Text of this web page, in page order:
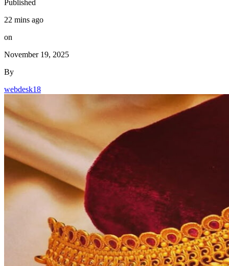
Published
22 mins ago
on
November 19, 2025
By
webdesk18